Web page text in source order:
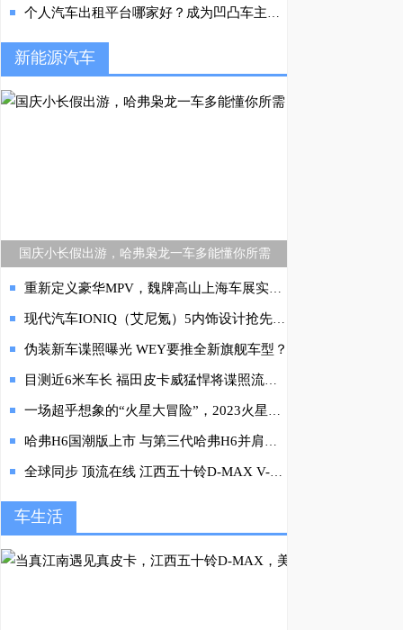
个人汽车出租平台哪家好？成为凹凸车主省心赚收益
新能源汽车
国庆小长假出游，哈弗枭龙一车多能懂你所需
重新定义豪华MPV，魏牌高山上海车展实力震场
现代汽车IONIQ（艾尼氪）5内饰设计抢先亮相，看得见的未来环保用车
伪装新车谍照曝光 WEY要推全新旗舰车型？
目测近6米车长 福田皮卡威猛悍将谍照流出 神秘又霸气值得期待
一场超乎想象的“火星大冒险”，2023火星探寻计划即将开启
哈弗H6国潮版上市 与第三代哈弗H6并肩捍卫国民神车地位
全球同步 顶流在线 江西五十铃D-MAX V-CROSS深度解读
车生活